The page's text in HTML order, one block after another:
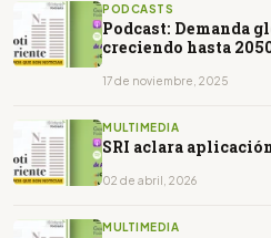
PODCASTS
Podcast: Demanda
creciendo hasta
17 de noviembre, 2025
MULTIMEDIA
SRI aclara
02 de abril, 2026
MULTIMEDIA